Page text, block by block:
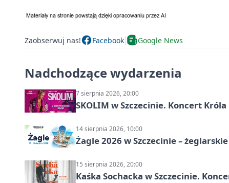
Zaobserwuj nas! Facebook Google News
Nadchodzące wydarzenia
7 sierpnia 2026, 20:00
SKOLIM w Szczecinie. Koncert
14 sierpnia 2026, 10:00
Żagle 2026 w Szczecinie –
15 sierpnia 2026, 20:00
Kaśka Sochacka w Szczecinie.